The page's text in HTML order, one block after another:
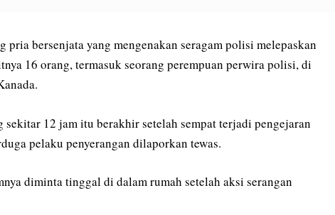
pria bersenjata yang mengenakan seragam polisi melepaskan
16 orang, termasuk seorang perempuan perwira polisi, di
12 jam itu berakhir setelah sempat terjadi pengejaran
pelaku penyerangan dilaporkan tewas.
diminta tinggal di dalam rumah setelah aksi serangan